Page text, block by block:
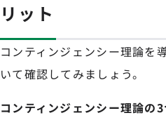
リット
コンティンジェンシー理論を
いて確認してみましょう。
コンティンジェンシー理論の